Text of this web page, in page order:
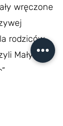
wręczone
rodziców
Mały